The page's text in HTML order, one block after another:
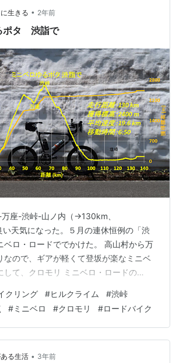
生きる • 2年前
ポタ 渋詣で
座-渋峠-山ノ内（→130km、
天気になった。５月の連休恒例の「渋
ベロ・ロードででかけた。 高山村から万
なので、ギアが軽くて登坂が楽なミニベ
して、クロモリ ミニベロ・ロードの
、標高2,000mのお山はせいぜい２０℃程
何を着ていけばいいのか悩んだ。半袖ア
のあるヤツを着て、ジャージとアームカ
用し、ウィンドブレーカで調整する作戦
後の平地は暑かったけれど、だいたい作
クリング #ヒルクライム #渋峠
#ミニベロ #クロモリ #ロードバイク
る生活 • 3年前